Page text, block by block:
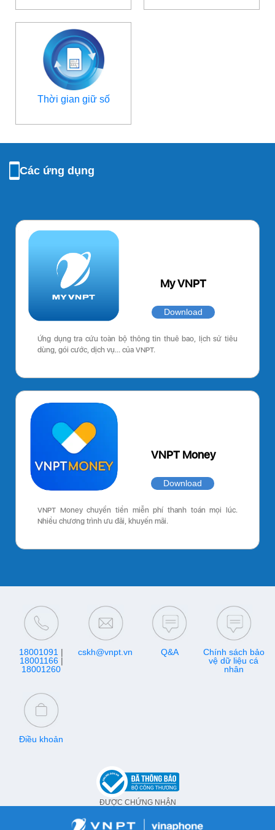
Thời gian giữ số
Các ứng dụng
My VNPT
Download
Ứng dụng tra cứu toàn bộ thông tin thuê bao, lịch sử tiêu
dùng, gói cước, dịch vụ… của VNPT.
VNPT Money
Download
VNPT Money chuyển tiền miễn phí thanh toán mọi lúc.
Nhiều chương trình ưu đãi, khuyến mãi.
18001091 |
18001166|
18001260
cskh@vnpt.vn Q&A
Chính sách bảo
vệ dữ liệu cá
nhân
Điều khoản
ĐƯỢC CHỨNG NHẬN